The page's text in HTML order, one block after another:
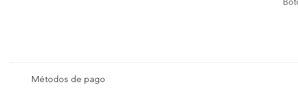
Métodos de pago